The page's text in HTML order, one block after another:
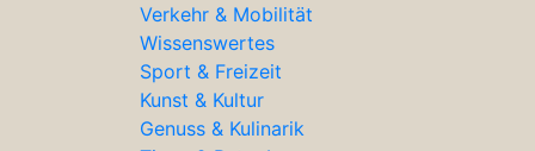
Verkehr & Mobilität
Wissenswertes
Sport & Freizeit
Kunst & Kultur
Genuss & Kulinarik